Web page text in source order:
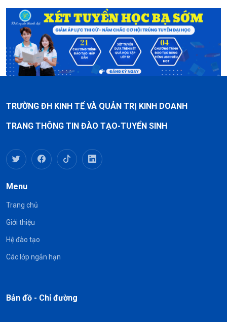
TRƯỜNG ĐH KINH TẾ VÀ QUẢN TRỊ KINH DOANH
TRANG THÔNG TIN ĐÀO TẠO-TUYỂN SINH
Menu
Trang chủ
Giới thiệu
Hệ đào tạo
Các lớp ngắn hạn
Bản đồ - Chỉ đường